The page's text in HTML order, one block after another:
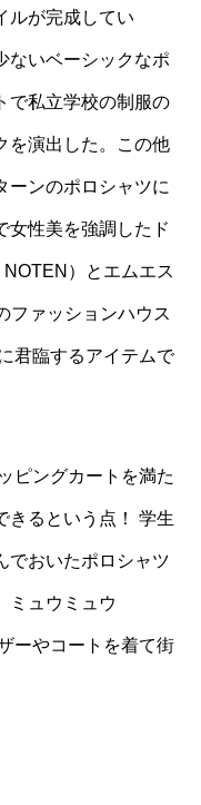
ルが完成してい
ないベーシックなポ
で私立学校の制服の
を演出した。この他
ーンのポロシャツに
女性美を強調したド
）とエムエス
ファッションハウス
君臨するアイテムで
ピングカートを満た
きるという点！ 学生
でおいたポロシャツ
ミュウミュウ
ーやコートを着て街